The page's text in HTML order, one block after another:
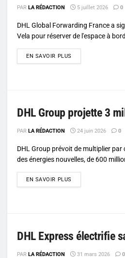
PAR LA RÉDACTION 5 juillet 2026 0
DHL Global Forwarding France a
Vela pour réserver de l'espace à
EN SAVOIR PLUS
DHL Group projette 3
PAR LA RÉDACTION 24 juin 2026 0
DHL Group prévoit de multiplier
des énergies nouvelles, de 600
EN SAVOIR PLUS
DHL Express électrifie
PAR LA RÉDACTION 31 mars 2026 0